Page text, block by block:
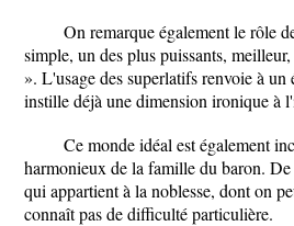
On remarque également le rôle
simple, un des plus puissants,
». L'usage des superlatifs renvoie à
instille déjà une dimension ironique à
Ce monde idéal est également
harmonieux de la famille du baron.
qui appartient à la noblesse, dont on
connaît pas de difficulté particulière.